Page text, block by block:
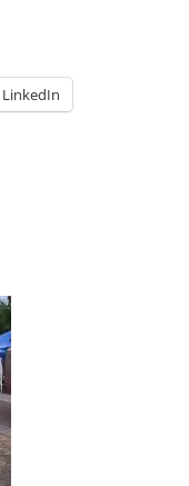
LinkedIn